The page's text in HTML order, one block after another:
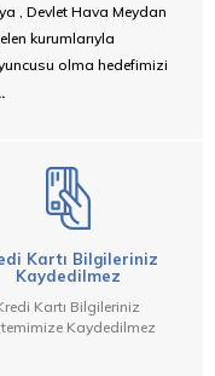
, Devlet Hava Meydan
kurumlarıyla
olma hedefimizi
Kartı Bilgileriniz
Kaydedilmez
Kartı Bilgileriniz
Kaydedilmez